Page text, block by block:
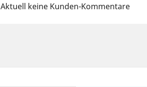
Aktuell keine Kunden-Kommentare